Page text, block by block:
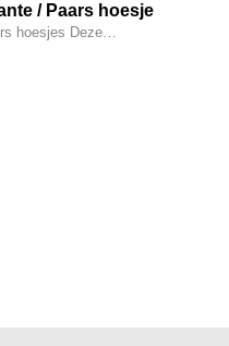
/ Paars hoesje
hoesjes Deze…